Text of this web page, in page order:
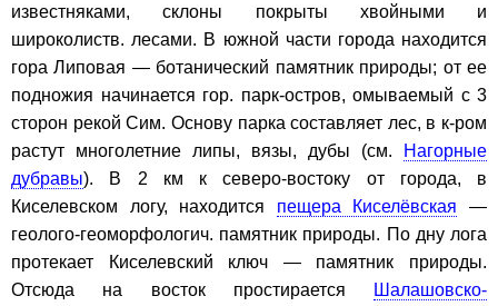
известняками, склоны покрыты хвойными и
широколиств. лесами. В южной части города находится
гора Липовая — ботанический памятник природы; от ее
подножия начинается гор. парк-остров, омываемый с 3
сторон рекой Сим. Основу парка составляет лес, в к-ром
растут многолетние липы, вязы, дубы (см.
Нагорные
дубравы). В 2 км к северо-востоку от города, в
Киселевском логу, находится пещера Киселёвская —
геолого-геоморфологич. памятник природы. По дну лога
протекает Киселевский ключ — памятник природы.
Отсюда на восток простирается
Шалашовско-